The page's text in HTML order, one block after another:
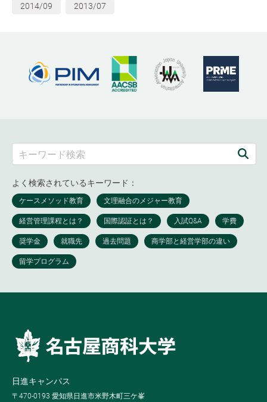
2014/09 2013/07
よく検索されているキーワード：
日進キャンパス
〒470-0193 愛知県日進市米野木町三ケ峯